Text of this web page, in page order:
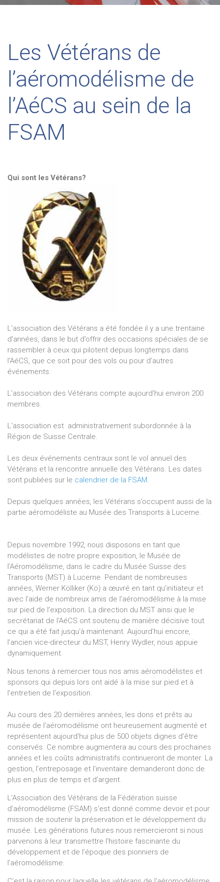
Les Vétérans de
l’aéromodélisme de
l’AéCS au sein de la
FSAM
Qui sont les Vétérans?
L’association des Vétérans a été fondée il y a une trentaine
d’années, dans le but d’offrir des occasions spéciales de se
rassembler à ceux qui pilotent depuis longtemps dans
l’AéCS, que ce soit pour des vols ou pour d’autres
événements.
L’association des Vétérans compte aujourd’hui environ 200
membres.
L’association est administrativement subordonnée à la
Région de Suisse Centrale.
Les deux événements centraux sont le vol annuel des
Vétérans et la rencontre annuelle des Vétérans. Les dates
sont publiées sur le calendrier de la FSAM.
Depuis quelques années, les Vétérans s’occupent aussi de la
partie aéromodéliste au Musée des Transports à Lucerne.
Depuis novembre 1992, nous disposons en tant que
modélistes de notre propre exposition, le Musée de
l’Aéromodélisme, dans le cadre du Musée Suisse des
Transports (MST) à Lucerne. Pendant de nombreuses
années, Werner Kölliker (Kö) a œuvré en tant qu’initiateur et
avec l’aide de nombreux amis de l’aéromodélisme à la mise
sur pied de l’exposition. La direction du MST ainsi que le
secrétariat de l'AéCS ont soutenu de manière décisive tout
ce qui a été fait jusqu’à maintenant. Aujourd’hui encore,
l’ancien vice-directeur du MST, Henry Wydler, nous appuie
dynamiquement.
Nous tenons à remercier tous nos amis aéromodélistes et
sponsors qui depuis lors ont aidé à la mise sur pied et à
l’entretien de l'exposition.
Au cours des 20 dernières années, les dons et prêts au
musée de l’aéromodélisme ont heureusement augmenté et
représentent aujourd'hui plus de 500 objets dignes d’être
conservés. Ce nombre augmentera au cours des prochaines
années et les coûts administratifs continueront de monter. La
gestion, l’entreposage et l'inventaire demanderont donc de
plus en plus de temps et d'argent.
L’Association des Vétérans de la Fédération suisse
d’aéromodélisme (FSAM) s'est donné comme devoir et pour
mission de soutenir la préservation et le développement du
musée. Les générations futures nous remercieront si nous
parvenons à leur transmettre l'histoire fascinante du
développement et de l’époque des pionniers de
l’aéromodélisme.